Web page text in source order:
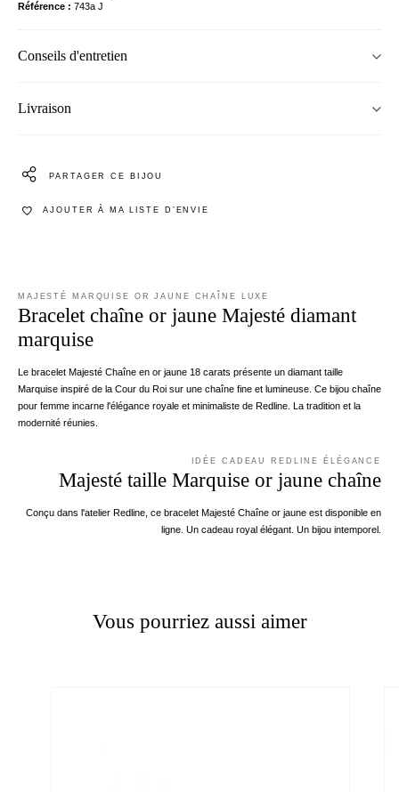
Référence
743a J
Conseils d'entretien
Livraison
PARTAGER CE BIJOU
AJOUTER À MA LISTE D’ENVIE
MAJESTÉ MARQUISE OR JAUNE CHAÎNE LUXE
Bracelet chaîne or jaune Majesté diamant
marquise
Le bracelet Majesté Chaîne en or jaune 18 carats présente un diamant taille
Marquise inspiré de la Cour du Roi sur une chaîne fine et lumineuse. Ce bijou chaîne
pour femme incarne l'élégance royale et minimaliste de Redline. La tradition et la
modernité réunies.
IDÉE CADEAU REDLINE ÉLÉGANCE
Majesté taille Marquise or jaune chaîne
Conçu dans l'atelier Redline, ce bracelet Majesté Chaîne or jaune est disponible en
ligne. Un cadeau royal élégant. Un bijou intemporel.
Vous pourriez aussi aimer